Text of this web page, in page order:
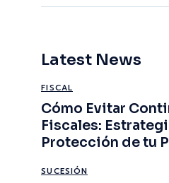
Latest News
FISCAL
Cómo Evitar
Fiscales:
Protección de tu
SUCESIÓN